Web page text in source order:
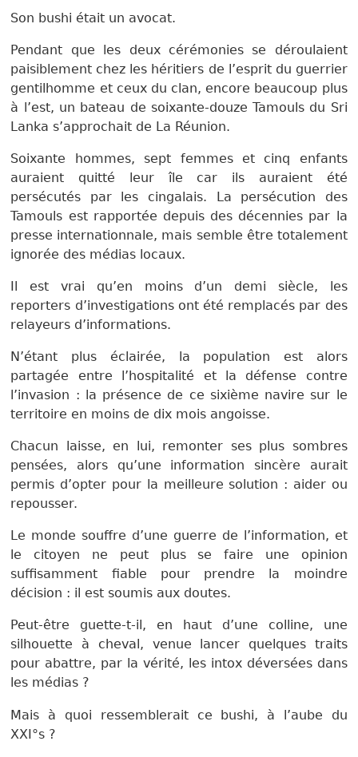
Son bushi était un avocat.
Pendant que les deux cérémonies se déroulaient
paisiblement chez les héritiers de l’esprit du guerrier
gentilhomme et ceux du clan, encore beaucoup plus
à l’est, un bateau de soixante-douze Tamouls du Sri
Lanka s’approchait de La Réunion.
Soixante hommes, sept femmes et cinq enfants
auraient quitté leur île car ils auraient été
persécutés par les cingalais. La persécution des
Tamouls est rapportée depuis des décennies par la
presse internationnale, mais semble être totalement
ignorée des médias locaux.
Il est vrai qu’en moins d’un demi siècle, les
reporters d’investigations ont été remplacés par des
relayeurs d’informations.
N’étant plus éclairée, la population est alors
partagée entre l’hospitalité et la défense contre
l’invasion : la présence de ce sixième navire sur le
territoire en moins de dix mois angoisse.
Chacun laisse, en lui, remonter ses plus sombres
pensées, alors qu’une information sincère aurait
permis d’opter pour la meilleure solution : aider ou
repousser.
Le monde souffre d’une guerre de l’information, et
le citoyen ne peut plus se faire une opinion
suffisamment fiable pour prendre la moindre
décision : il est soumis aux doutes.
Peut-être guette-t-il, en haut d’une colline, une
silhouette à cheval, venue lancer quelques traits
pour abattre, par la vérité, les intox déversées dans
les médias ?
Mais à quoi ressemblerait ce bushi, à l’aube du
XXI°s ?